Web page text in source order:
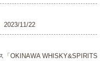
2023/11/22
「OKINAWA WHISKY&SPIRITS